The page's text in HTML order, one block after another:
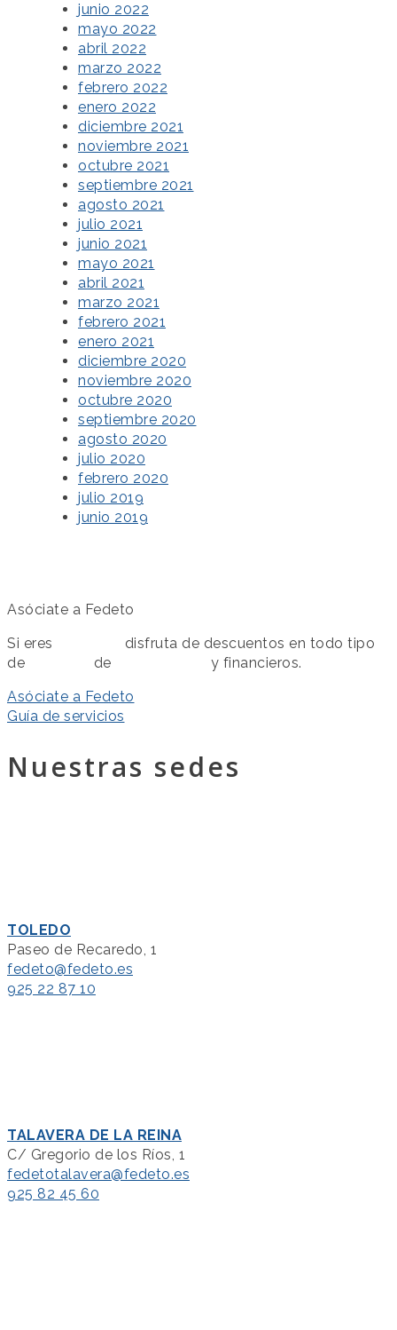
junio 2022
mayo 2022
abril 2022
marzo 2022
febrero 2022
enero 2022
diciembre 2021
noviembre 2021
octubre 2021
septiembre 2021
agosto 2021
julio 2021
junio 2021
mayo 2021
abril 2021
marzo 2021
febrero 2021
enero 2021
diciembre 2020
noviembre 2020
octubre 2020
septiembre 2020
agosto 2020
julio 2020
febrero 2020
julio 2019
junio 2019
Asóciate a Fedeto
Si eres
disfruta de descuentos en todo tipo
de
de
y financieros.
Asóciate a Fedeto
Guía de servicios
Nuestras sedes
TOLEDO
Paseo de Recaredo, 1
fedeto@fedeto.es
925 22 87 10
TALAVERA DE LA REINA
C/ Gregorio de los Ríos, 1
fedetotalavera@fedeto.es
925 82 45 60